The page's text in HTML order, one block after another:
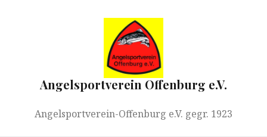
Angelsportverein Offenburg e.V.
Angelsportverein-Offenburg e.V. gegr. 1923